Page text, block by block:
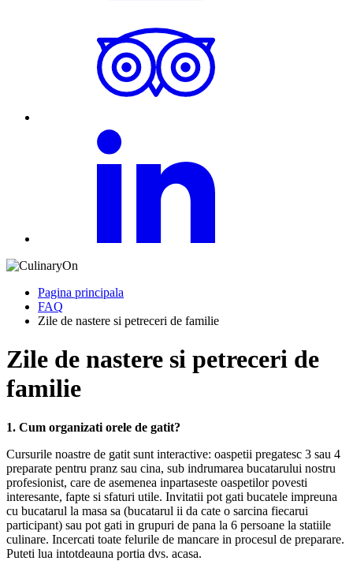
Pagina principala
FAQ
Zile de nastere si petreceri de familie
Zile de nastere si petreceri de
familie
1. Cum organizati orele de gatit?
Cursurile noastre de gatit sunt interactive: oaspetii pregatesc 3 sau 4
preparate pentru pranz sau cina, sub indrumarea bucatarului nostru
profesionist, care de asemenea inpartaseste oaspetilor povesti
interesante, fapte si sfaturi utile. Invitatii pot gati bucatele impreuna
cu bucatarul la masa sa (bucatarul ii da cate o sarcina fiecarui
participant) sau pot gati in grupuri de pana la 6 persoane la statiile
culinare. Incercati toate felurile de mancare in procesul de preparare.
Puteti lua intotdeauna portia dvs. acasa.